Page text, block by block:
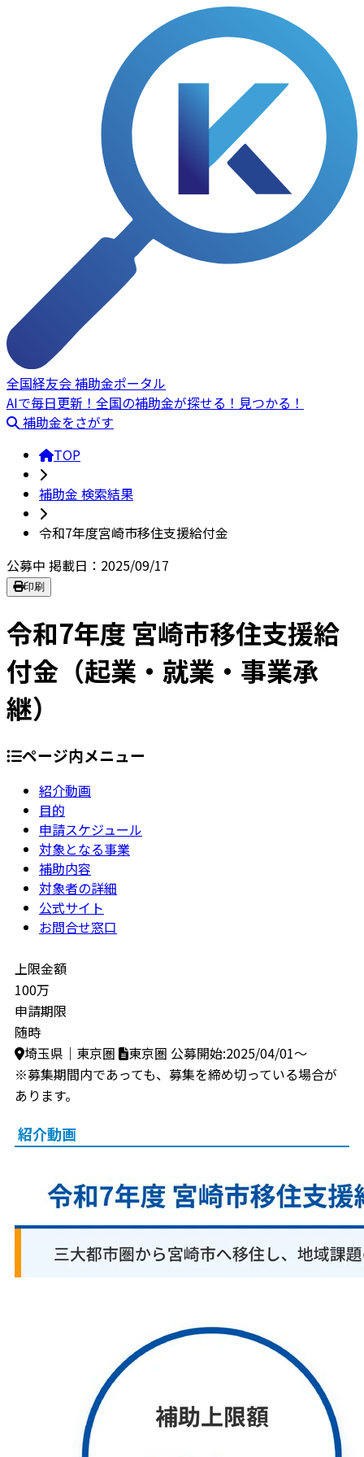
全国経友会 補助金ポータル
AIで毎日更新！全国の補助金が探せる！見つかる！
補助金をさがす
TOP
補助金 検索結果
令和7年度宮崎市移住支援給付金
公募中 掲載日：2025/09/17
印刷
令和7年度 宮崎市移住支援給
付金（起業・就業・事業承
継）
ページ内メニュー
紹介動画
目的
申請スケジュール
対象となる事業
補助内容
対象者の詳細
公式サイト
お問合せ窓口
上限金額
100万
申請期限
随時
埼玉県｜東京圏
東京圏 公募開始:2025/04/01～
※募集期間内であっても、募集を締め切っている場合が
あります。
紹介動画